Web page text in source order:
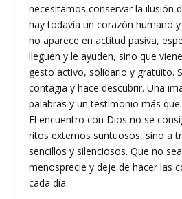
necesitamos conservar la ilusión
hay todavía un corazón humano
no aparece en actitud pasiva,
lleguen y le ayuden, sino que
gesto activo, solidario y gratuito.
contagia y hace descubrir. Una
palabras y un testimonio más
El encuentro con Dios no se
ritos externos suntuosos, sino a
sencillos y silenciosos. Que no
menosprecie y deje de hacer las
cada día.